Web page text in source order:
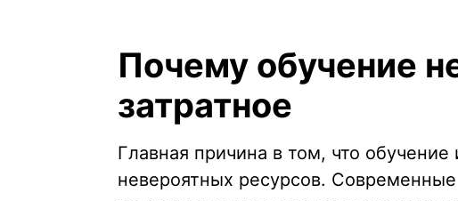
Почему обучение
затратное
Главная причина в том, что обучение
невероятных ресурсов.